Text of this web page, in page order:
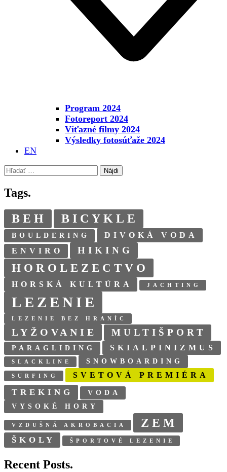
Program 2024
Fotoreport 2024
Víťazné filmy 2024
Výsledky fotosúťaže 2024
EN
Hľadať:
Tags.
BEH
BICYKLE
BOULDERING
DIVOKÁ VODA
ENVIRO
HIKING
HOROLEZECTVO
HORSKÁ KULTÚRA JACHTING
LEZENIE
LEZENIE BEZ HRANÍC
LYŽOVANIE MULTIŠPORT
PARAGLIDING SKIALPINIZMUS
SLACKLINE SNOWBOARDING
SURFING SVETOVÁ PREMIÉRA
TREKING
VODA
VYSOKÉ HORY
VZDUŠNÁ AKROBACIA ZEM
ŠKOLY ŠPORTOVÉ LEZENIE
Recent Posts.